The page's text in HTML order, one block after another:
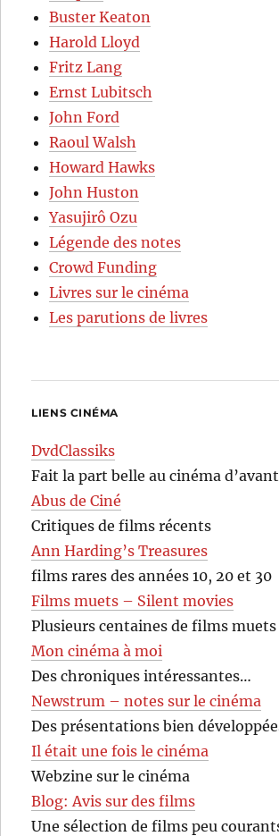
Buster Keaton
Harold Lloyd
Fritz Lang
Ernst Lubitsch
John Ford
Raoul Walsh
Howard Hawks
John Huston
Yasujirô Ozu
Légende des notes
Crowd Funding
Livres sur le cinéma
Les parutions de livres
LIENS CINÉMA
DvdClassiks
Fait la part belle au cinéma
Abus de Ciné
Critiques de films récents
Ann Harding’s Treasures
films rares des années 10, 20 et 30
Films muets – Silent movies
Plusieurs centaines de films
Mon cinéma à moi
Des chroniques intéressantes…
Newstrum – notes sur le cinéma
Des présentations bien
Il était une fois le cinéma
Webzine sur le cinéma
Blog: Avis sur des films
Une sélection de films peu